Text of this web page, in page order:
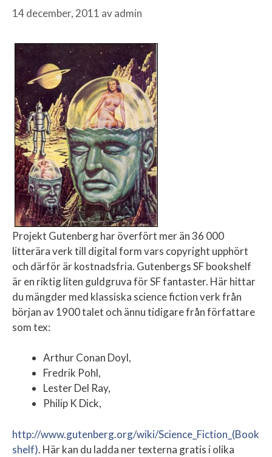
14 december, 2011 avadmin
Projekt Gutenberg har överfört mer än 36 000
litterära verk till digital form vars copyright upphört
och därför är kostnadsfria. Gutenbergs SF bookshelf
är en riktig liten guldgruva för SF fantaster. Här hittar
du mängder med klassiska science fiction verk från
början av 1900 talet och ännu tidigare från författare
som tex:
Arthur Conan Doyl,
Fredrik Pohl,
Lester Del Ray,
Philip K Dick,
http://www.gutenberg.org/wiki/Science_Fiction_(Book
shelf). Här kan du ladda ner texterna gratis i olika